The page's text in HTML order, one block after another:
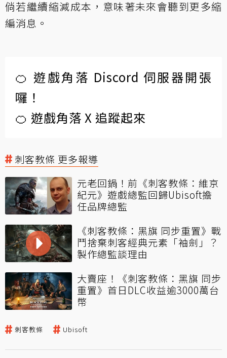
倘若繼續縮減成本，意味著未來會聽到更多縮
編消息。
🍊 遊戲角落 Discord 伺服器開張
囉！
🍊 遊戲角落 X 追蹤起來
刺客教條 更多報導
元老回鍋！前《刺客教條：維京
紀元》遊戲總監回歸Ubisoft擔
任品牌總監
《刺客教條：黑旗 同步重置》戰
鬥捨棄刺客經典元素「袖劍」？
製作總監談理由
大賣座！《刺客教條：黑旗 同步
重置》首日DLC收益逾3000萬台
幣
刺客教條 Ubisoft